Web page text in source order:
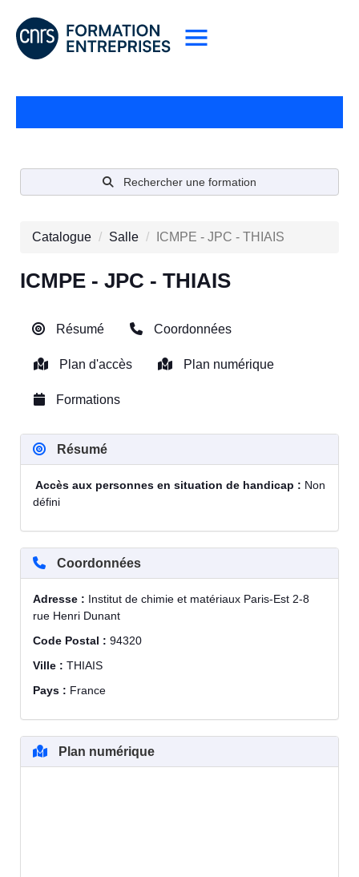
Rechercher une formation
Catalogue Salle ICMPE - JPC - THIAIS
ICMPE - JPC - THIAIS
Résumé Coordonnées
Plan d'accès Plan numérique
Formations
Résumé
Accès aux personnes en situation de handicap : Non
défini
Coordonnées
Adresse : Institut de chimie et matériaux Paris-Est 2-8
rue Henri Dunant
Code Postal : 94320
Ville : THIAIS
Pays : France
Plan numérique